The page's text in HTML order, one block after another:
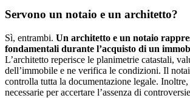
Servono un notaio e un architetto?
Sì, entrambi. Un architetto e un notaio
fondamentali durante l’acquisto di un
L’architetto reperisce le planimetrie catastali,
dell’immobile e ne verifica le condizioni. Il
controlla tutta la documentazione legale.
necessarie per accertare l’assenza di